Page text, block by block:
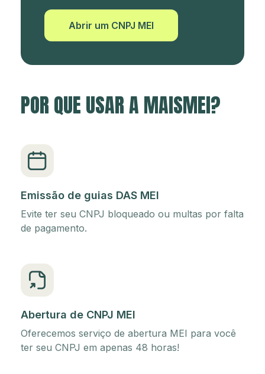
Abrir um CNPJ MEI
POR QUE USAR A MAISMEI?
Emissão de guias DAS MEI
Evite ter seu CNPJ bloqueado ou multas por falta
de pagamento.
Abertura de CNPJ MEI
Oferecemos serviço de abertura MEI para você
ter seu CNPJ em apenas 48 horas!